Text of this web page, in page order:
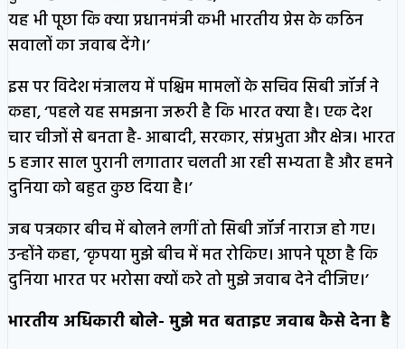
यह भी पूछा कि क्या प्रधानमंत्री कभी भारतीय प्रेस के कठिन
सवालों का जवाब देंगे।’
इस पर विदेश मंत्रालय में पश्चिम मामलों के सचिव सिबी जॉर्ज ने
कहा, ‘पहले यह समझना जरूरी है कि भारत क्या है। एक देश
चार चीजों से बनता है- आबादी, सरकार, संप्रभुता और क्षेत्र। भारत
5 हजार साल पुरानी लगातार चलती आ रही सभ्यता है और हमने
दुनिया को बहुत कुछ दिया है।’
जब पत्रकार बीच में बोलने लगीं तो सिबी जॉर्ज नाराज हो गए।
उन्होंने कहा, ‘कृपया मुझे बीच में मत रोकिए। आपने पूछा है कि
दुनिया भारत पर भरोसा क्यों करे तो मुझे जवाब देने दीजिए।’
भारतीय अधिकारी बोले- मुझे मत बताइए जवाब कैसे देना है